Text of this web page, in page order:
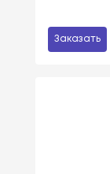
Заказать